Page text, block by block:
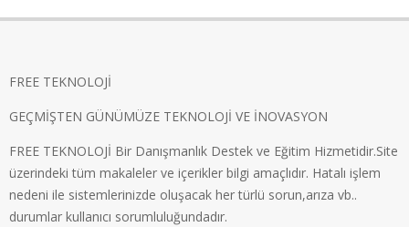
FREE TEKNOLOJİ
GEÇMİŞTEN GÜNÜMÜZE TEKNOLOJİ VE İNOVASYON
FREE TEKNOLOJİ Bir Danışmanlık Destek ve Eğitim Hizmetidir.Site
üzerindeki tüm makaleler ve içerikler bilgi amaçlıdır. Hatalı işlem
nedeni ile sistemlerinizde oluşacak her türlü sorun,arıza vb..
durumlar kullanıcı sorumluluğundadır.